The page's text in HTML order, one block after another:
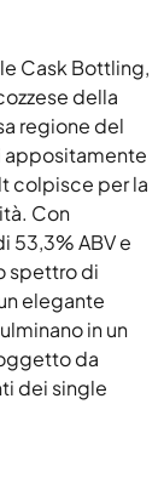
Cask Bottling,
della
regione del
appositamente
colpisce per la
Con
53,3% ABV e
spettro di
elegante
in un
da
dei single